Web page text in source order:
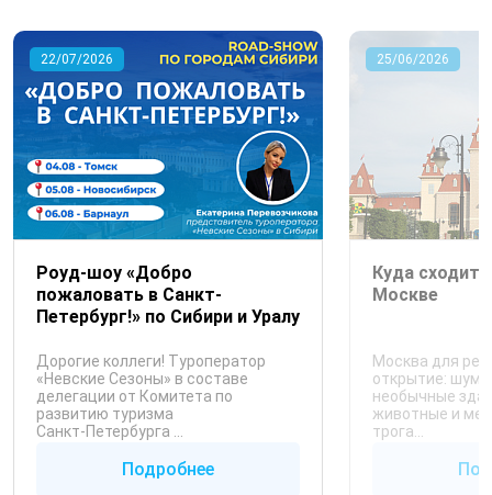
22/07/2026
Роуд-шоу «Добро
пожаловать в Санкт-
Петербург!» по Сибири и Уралу
Дорогие коллеги! Туроператор
«Невские Сезоны» в составе
делегации от Комитета по
развитию туризма
Санкт‑Петербурга ...
Подробнее
25/06/2026
Куда
Москве
Москва для
открытие: шум,
необычные
животные и
трога...